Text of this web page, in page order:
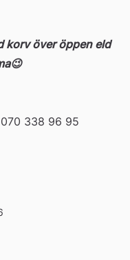
korv över öppen eld
😉
338 96 95